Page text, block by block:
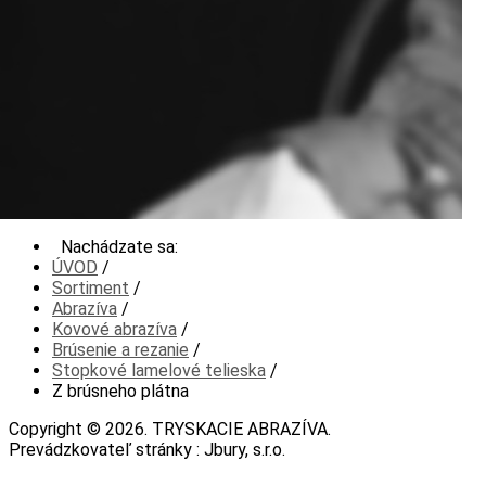
Nachádzate sa:
ÚVOD /
Sortiment /
Abrazíva /
Kovové abrazíva /
Brúsenie a rezanie /
Stopkové lamelové telieska /
Z brúsneho plátna
Copyright © 2026. TRYSKACIE ABRAZÍVA.
Prevádzkovateľ stránky : Jbury, s.r.o.